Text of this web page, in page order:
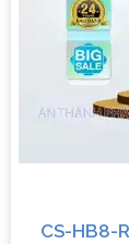
CS-HB8-